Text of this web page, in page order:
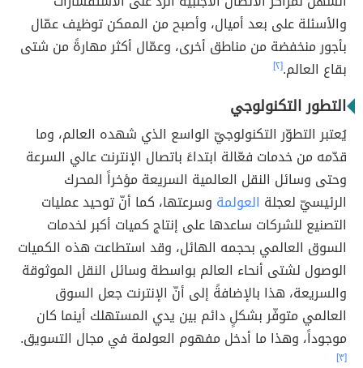
والأسئلة على بعد أميال، وأصبح من الممكن توظيف عمّال
بأجور منخفضة من مناطق أخرى، وعمّال أكثر مهارةً من شتى
بقاع العالم.[٢]
التطور التكنولوجي
يُعتبر التطوّر التكنولوجيّ الواسع الذي شهده العالم، وما
قدّمه من خدمات فعّالة ابتداءً باتصال الإنترنت عالي السرعة
وحتى وسائل النقل العالمية السريعة مؤخراً المحرك
الرئيسيّ لعجلة العولمة وسرعتها، كما أنّ توحيد عمليات
التصنيع للشركات ساعدها على إنتاج كميات أكبر لخدمات
السوق العالمي بحجمه الهائل، وقد استطاعت هذه الكميات
الوصول لشتى أنحاء العالم بواسطة وسائل النقل الموثوقة
والسريعة، هذا بالإضافةً إلى أنّ الإنترنت جعل السوق
العالمي متوفّر بشكلٍ دائم بين يدي المستهلك أينما كان
موجوداً، وهذا ما أدخل مفهوم العولمة في مجال التسويق.
[٣]